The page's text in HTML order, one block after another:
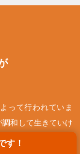
す！
って行われていま
和して生きていけ
す。